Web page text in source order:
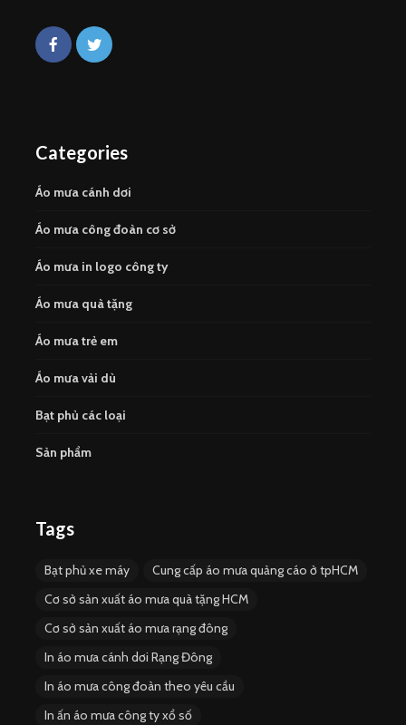
Categories
Áo mưa cánh dơi
Áo mưa công đoàn cơ sở
Áo mưa in logo công ty
Áo mưa quà tặng
Áo mưa trẻ em
Áo mưa vải dù
Bạt phủ các loại
Sản phẩm
Tags
Bạt phủ xe máy
Cung cấp áo mưa quảng cáo ở tpHCM
Cơ sở sản xuất áo mưa quà tặng HCM
Cơ sở sản xuất áo mưa rạng đông
In áo mưa cánh dơi Rạng Đông
In áo mưa công đoàn theo yêu cầu
In ấn áo mưa công ty xổ số